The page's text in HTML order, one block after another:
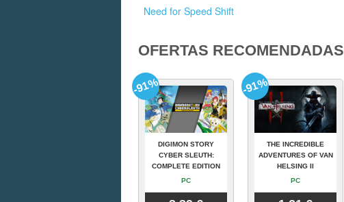
Need for Speed Shift
OFERTAS RECOMENDADAS
DIGIMON STORY
CYBER SLEUTH:
COMPLETE EDITION
PC
-91%
THE INCREDIBLE
ADVENTURES OF VAN
HELSING II
PC
-91%